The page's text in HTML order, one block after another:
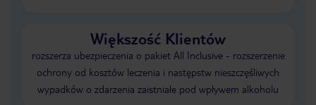
Większość Klientów
rozszerza ubezpieczenia o pakiet All Inclusive - rozszerzenie
ochrony od kosztów leczenia i następstw nieszczęśliwych
wypadków o zdarzenia zaistniałe pod wpływem alkoholu